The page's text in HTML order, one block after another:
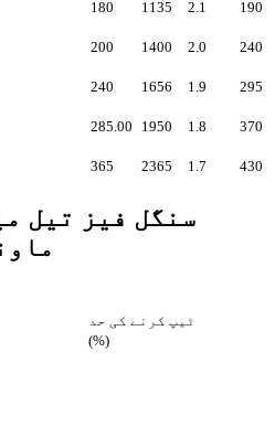
180 1135 2.1 190
200 1400 2.0 240
240 1656 1.9 295
285.00 1950 1.8 370
365 2365 1.7 430
سنگل فیز تیل
ٹیپ کرنے کی حد
(%)